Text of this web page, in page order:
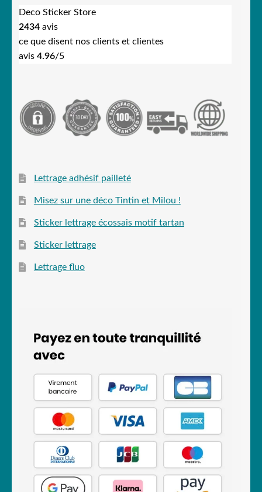
Deco Sticker Store
2434 avis
ce que disent nos clients et clientes
avis 4.96/5
Lettrage adhésif pailleté
Misez sur une déco Tintin et Milou !
Sticker lettrage écossais motif tartan
Sticker lettrage
Lettrage fluo